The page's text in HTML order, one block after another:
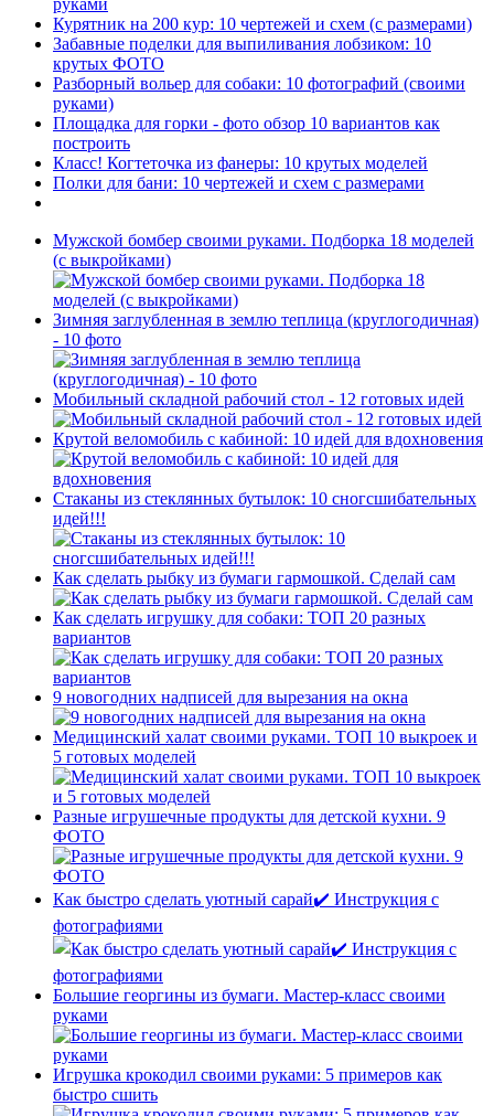
Курятник на 200 кур: 10 чертежей и схем (с размерами)
Забавные поделки для выпиливания лобзиком: 10
крутых ФОТО
Разборный вольер для собаки: 10 фотографий (своими
руками)
Площадка для горки - фото обзор 10 вариантов как
построить
Класс! Когтеточка из фанеры: 10 крутых моделей
Полки для бани: 10 чертежей и схем с размерами
Мужской бомбер своими руками. Подборка 18 моделей
(с выкройками)
Зимняя заглубленная в землю теплица (круглогодичная)
- 10 фото
Мобильный складной рабочий стол - 12 готовых идей
Крутой веломобиль с кабиной: 10 идей для вдохновения
Стаканы из стеклянных бутылок: 10 сногсшибательных
идей!!!
Как сделать рыбку из бумаги гармошкой. Сделай сам
Как сделать игрушку для собаки: ТОП 20 разных
вариантов
9 новогодних надписей для вырезания на окна
Медицинский халат своими руками. ТОП 10 выкроек и
5 готовых моделей
Разные игрушечные продукты для детской кухни. 9
ФОТО
Как быстро сделать уютный сарай✔️ Инструкция с
фотографиями
Большие георгины из бумаги. Мастер-класс своими
руками
Игрушка крокодил своими руками: 5 примеров как
быстро сшить